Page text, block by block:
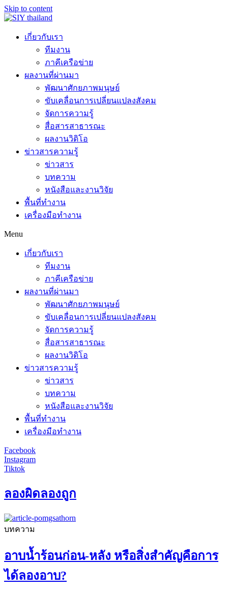
Skip to content
เกี่ยวกับเรา
ทีมงาน
ภาคีเครือข่าย
ผลงานที่ผ่านมา
พัฒนาศักยภาพมนุษย์
ขับเคลื่อนการเปลี่ยนแปลงสังคม
จัดการความรู้
สื่อสารสาธารณะ
ผลงานวิดิโอ
ข่าวสารความรู้
ข่าวสาร
บทความ
หนังสือและงานวิจัย
พื้นที่ทำงาน
เครื่องมือทำงาน
Menu
เกี่ยวกับเรา
ทีมงาน
ภาคีเครือข่าย
ผลงานที่ผ่านมา
พัฒนาศักยภาพมนุษย์
ขับเคลื่อนการเปลี่ยนแปลงสังคม
จัดการความรู้
สื่อสารสาธารณะ
ผลงานวิดิโอ
ข่าวสารความรู้
ข่าวสาร
บทความ
หนังสือและงานวิจัย
พื้นที่ทำงาน
เครื่องมือทำงาน
Facebook
Instagram
Tiktok
ลองผิดลองถูก
บทความ
อาบน้ำร้อนก่อน-หลัง หรือสิ่งสำคัญคือการ
ได้ลองอาบ?